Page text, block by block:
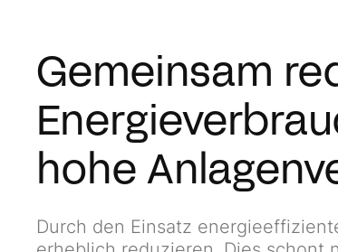
Gemeinsam
hohe
Durch den Einsatz